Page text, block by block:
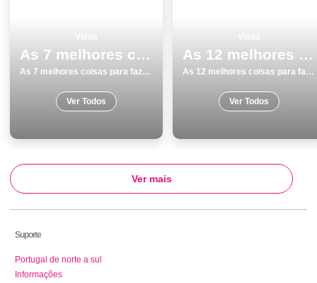
As 7 melhores coisas para fazer e visitar em Ilha de SÃ£o Miguel
As 7 melhores coisas para fazer e visitar em Ilha de SÃ£o Miguel
Ver Todos
As 12 melhores coisas para fazer e visitar em Braga
As 12 melhores coisas para fazer e visitar em Braga
Ver Todos
Ver mais
Suporte
Portugal de norte a sul
Informações